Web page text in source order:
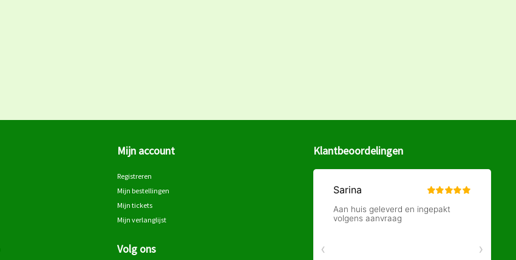
Mijn account
Registreren
Mijn bestellingen
Mijn tickets
Mijn verlanglijst
Volg ons
Klantbeoordelingen